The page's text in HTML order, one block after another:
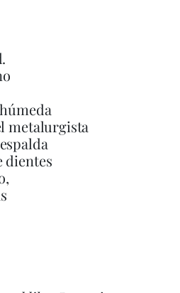
metalurgista
dientes